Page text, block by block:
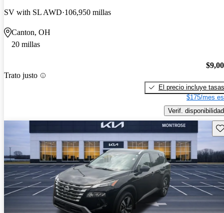
SV with SL AWD 106,950 millas
Canton, OH
20 millas
Trato justo
El precio incluye tasas
$175/mes
Verif. disponibilidad